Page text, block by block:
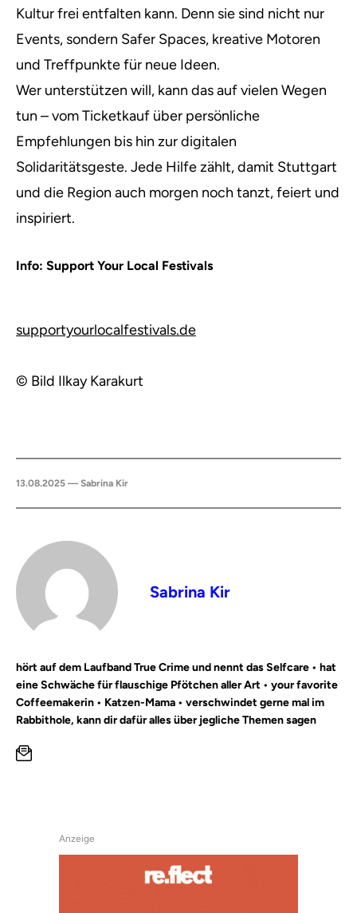
Kultur frei entfalten kann. Denn sie sind nicht nur
Events, sondern Safer Spaces, kreative Motoren
und Treffpunkte für neue Ideen.
Wer unterstützen will, kann das auf vielen Wegen
tun – vom Ticketkauf über persönliche
Empfehlungen bis hin zur digitalen
Solidaritätsgeste. Jede Hilfe zählt, damit Stuttgart
und die Region auch morgen noch tanzt, feiert und
inspiriert.
Info: Support Your Local Festivals
supportyourlocalfestivals.de
© Bild Ilkay Karakurt
13.08.2025 — Sabrina Kir
Sabrina Kir
hört auf dem Laufband True Crime und nennt das Selfcare • hat
eine Schwäche für flauschige Pfötchen aller Art • your favorite
Coffeemakerin • Katzen-Mama • verschwindet gerne mal im
Rabbithole, kann dir dafür alles über jegliche Themen sagen
Anzeige